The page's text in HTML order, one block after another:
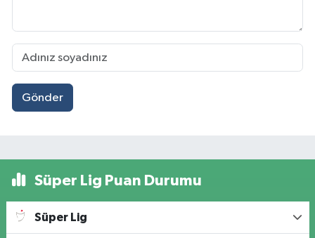
Gönder
Süper Lig Puan Durumu
Süper Lig